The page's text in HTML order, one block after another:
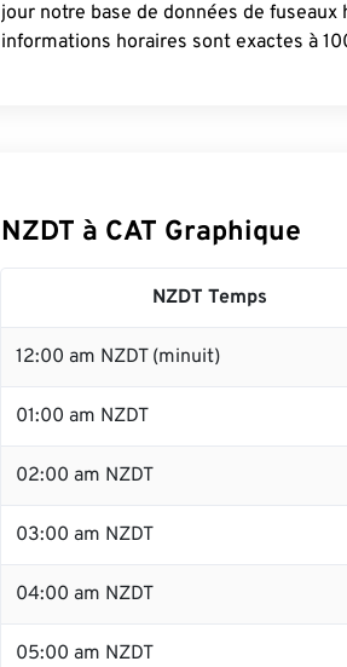
jour notre base de données de
informations horaires sont exactes à
NZDT à CAT Graphique
NZDT Temps
12:00 am NZDT (minuit)
01:00 am NZDT
02:00 am NZDT
03:00 am NZDT
04:00 am NZDT
05:00 am NZDT